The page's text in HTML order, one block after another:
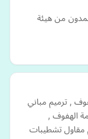
من هيئة
, ترميم مباني
الهفوف ,
تشطيبات